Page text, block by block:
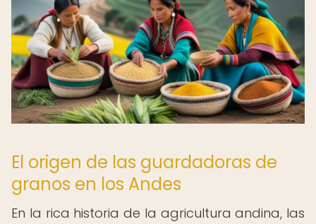
El origen de las guardadoras de
granos en los Andes
En la rica historia de la agricultura andina, las